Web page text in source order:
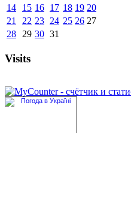
14
15 16 17 18 19 20
21
22 23 24 25 26 27
28
29 30 31
Visits